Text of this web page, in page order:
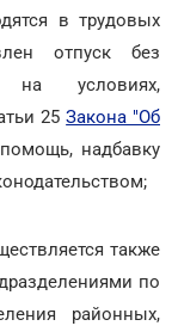
в трудовых
отпуск без
на условиях,
25Закона "Об
надбавку
также
по
районных,